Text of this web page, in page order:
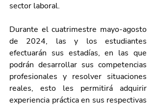
sector laboral.
Durante el cuatrimestre mayo-agosto
de 2024, las y los estudiantes
efectuarán sus estadías, en las que
podrán desarrollar sus competencias
profesionales y resolver situaciones
reales, esto les permitirá adquirir
experiencia práctica en sus respectivas